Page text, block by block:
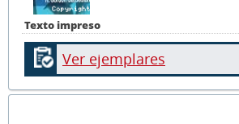
Texto impreso
Ver ejemplares